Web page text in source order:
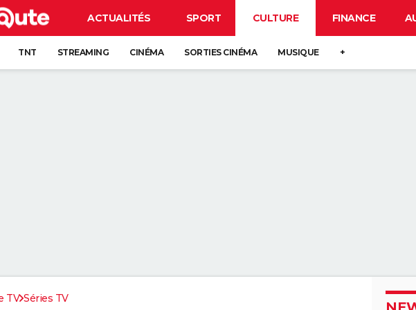
ACTUALITÉS SPORT CULTURE FINANCE
TNT STREAMING CINÉMA SORTIES CINÉMA MUSIQUE +
TV Séries TV